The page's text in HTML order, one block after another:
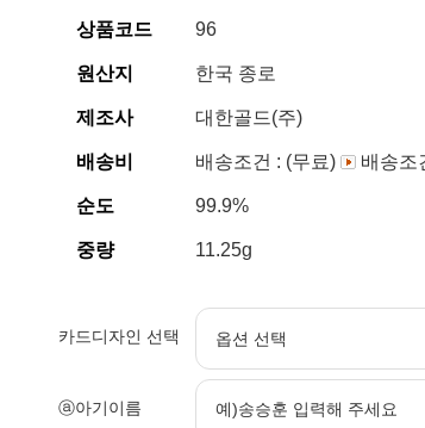
상품코드 96
원산지 한국 종로
제조사 대한골드(주)
배송비 배송조건 : (무료) 배송조
순도 99.9%
중량 11.25g
카드디자인 선택
ⓐ아기이름